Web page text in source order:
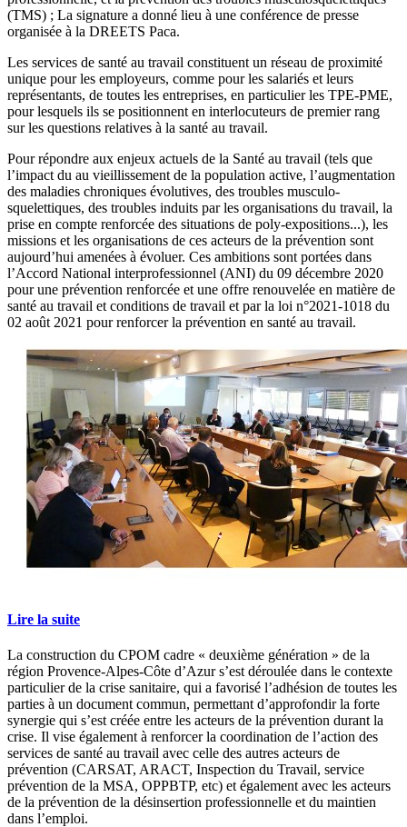
(TMS) ; La signature a donné lieu à une conférence de presse
organisée à la DREETS Paca.
Les services de santé au travail constituent un réseau de proximité
unique pour les employeurs, comme pour les salariés et leurs
représentants, de toutes les entreprises, en particulier les TPE-PME,
pour lesquels ils se positionnent en interlocuteurs de premier rang
sur les questions relatives à la santé au travail.
Pour répondre aux enjeux actuels de la Santé au travail (tels que
l’impact du au vieillissement de la population active, l’augmentation
des maladies chroniques évolutives, des troubles musculo-
squelettiques, des troubles induits par les organisations du travail, la
prise en compte renforcée des situations de poly-expositions...), les
missions et les organisations de ces acteurs de la prévention sont
aujourd’hui amenées à évoluer. Ces ambitions sont portées dans
l’Accord National interprofessionnel (ANI) du 09 décembre 2020
pour une prévention renforcée et une offre renouvelée en matière de
santé au travail et conditions de travail et par la loi n°2021-1018 du
02 août 2021 pour renforcer la prévention en santé au travail.
Lire la suite
La construction du CPOM cadre « deuxième génération » de la
région Provence-Alpes-Côte d’Azur s’est déroulée dans le contexte
particulier de la crise sanitaire, qui a favorisé l’adhésion de toutes les
parties à un document commun, permettant d’approfondir la forte
synergie qui s’est créée entre les acteurs de la prévention durant la
crise. Il vise également à renforcer la coordination de l’action des
services de santé au travail avec celle des autres acteurs de
prévention (CARSAT, ARACT, Inspection du Travail, service
prévention de la MSA, OPPBTP, etc) et également avec les acteurs
de la prévention de la désinsertion professionnelle et du maintien
dans l’emploi.